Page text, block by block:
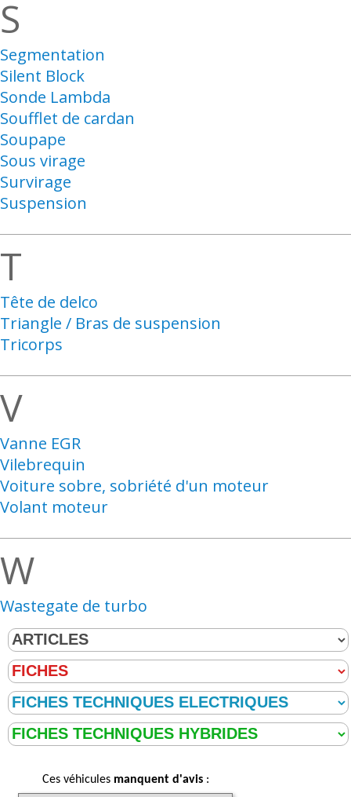
S
Segmentation
Silent Block
Sonde Lambda
Soufflet de cardan
Soupape
Sous virage
Survirage
Suspension
T
Tête de delco
Triangle / Bras de suspension
Tricorps
V
Vanne EGR
Vilebrequin
Voiture sobre, sobriété d'un moteur
Volant moteur
W
Wastegate de turbo
Ces véhicules manquent d'avis: